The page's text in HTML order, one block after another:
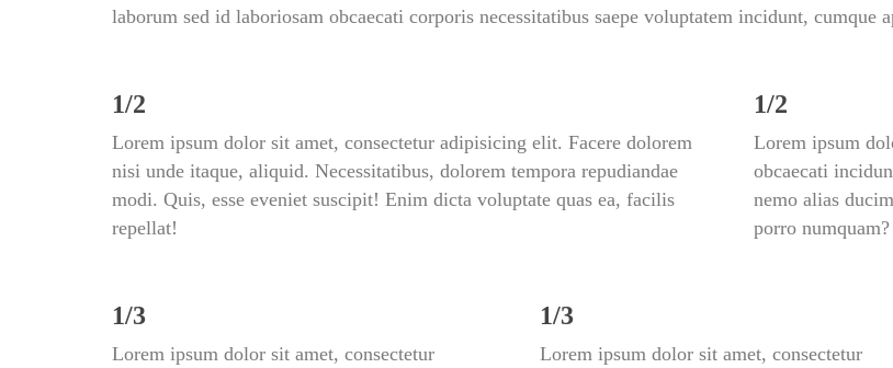
laborum sed id laboriosam obcaecati corporis necessitatibus saepe voluptatem incidunt, cumque
1/2
Lorem ipsum dolor sit amet, consectetur adipisicing elit. Facere dolorem
nisi unde itaque, aliquid. Necessitatibus, dolorem tempora repudiandae
modi. Quis, esse eveniet suscipit! Enim dicta voluptate quas ea, facilis
repellat!
1/2
Lorem ipsum
obcaecati
nemo alias
porro numquam?
1/3
Lorem ipsum dolor sit amet, consectetur
1/3
Lorem ipsum dolor sit amet, consectetur